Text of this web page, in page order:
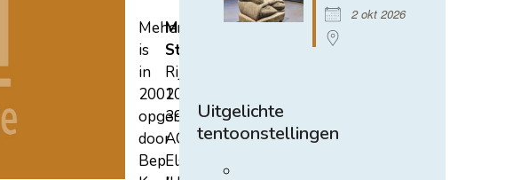
2 okt 2026
Uitgelichte
tentoonstellingen
Mehen
is
in
2002
opgericht
door
Bep
Mehen
Studiecentrum
Rijksstraatweg
107A
3921
AC
Elst